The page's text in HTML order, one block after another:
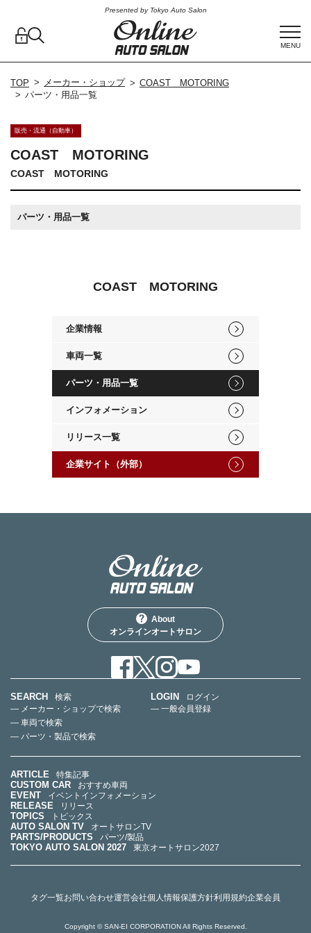
Presented by Tokyo Auto Salon
MENU
TOP メーカー・ショップ
COAST MOTORING
パーツ・用品一覧
販売・流通（自動車）
COAST MOTORING
COAST MOTORING
パーツ・用品一覧
COAST MOTORING
企業情報
車両一覧
パーツ・用品一覧
インフォメーション
リリース一覧
企業サイト（外部）
About
オンラインオートサロン
SEARCH
検索
— メーカー・ショップで検索
— 車両で検索
— パーツ・製品で検索
LOGIN
ログイン
— 一般会員登録
ARTICLE 特集記事
CUSTOM CAR おすすめ車両
EVENT イベントインフォメーション
RELEASE リリース
TOPICS トピックス
AUTO SALON TV オートサロンTV
PARTS/PRODUCTS パーツ/製品
TOKYO AUTO SALON 2027 東京オートサロン2027
タグ一覧お問い合わせ運営会社個人情報保護方針利用規約企業会員
Copyright © SAN-EI CORPORATION All Rights Reserved.